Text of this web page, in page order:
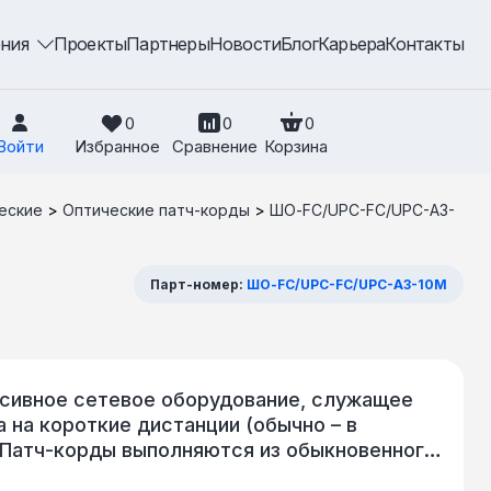
ПроектыПартнерыНовостиБлогКарьераКонтакты
0
Избранное
0
Сравнение
0
Корзина
> Оптические патч-корды > ШО-FC/UPC-FC/UPC-A3-
Парт-номер: ШО-FC/UPC-FC/UPC-A3-10M
сетевое оборудование, служащее
на короткие дистанции (обычно – в
корды выполняются из обыкновенного